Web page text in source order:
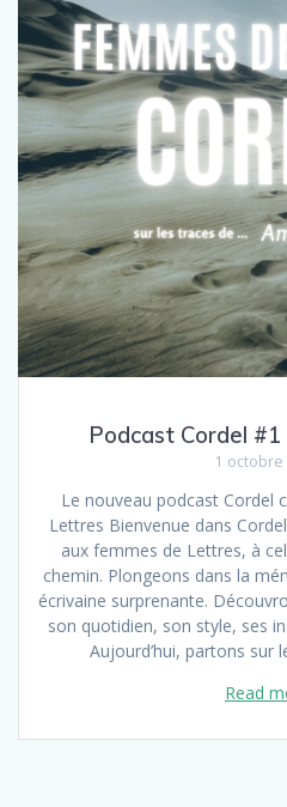
Podcast Cordel
1 octobre
Le nouveau podcast Cordel
Lettres Bienvenue dans
aux femmes de Lettres, à
chemin. Plongeons dans la
écrivaine surprenante.
son quotidien, son style, ses
Aujourd’hui, partons sur
Read